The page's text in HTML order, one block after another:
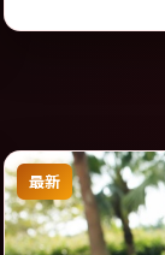
最新